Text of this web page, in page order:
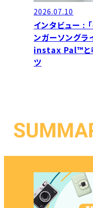
2026.07.10
インタビュー :
ンガーソングラ
instax Pal™と
ツ